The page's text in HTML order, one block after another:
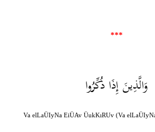
***
وَالَّذِينَ إِذَا ذُكِّرُوا
Va elLaÜIyNa EiÜAv ÜukKıRUv (Va